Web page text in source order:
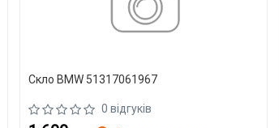
Скло BMW 51317061967
0 відгуків